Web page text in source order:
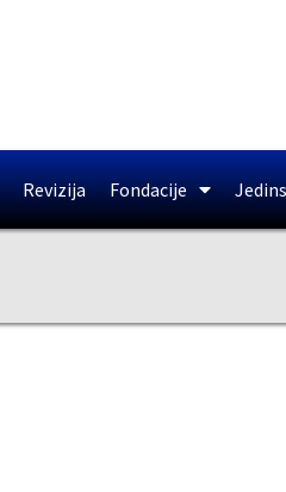
Revizija Fondacije